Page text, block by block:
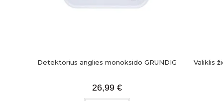
Detektorius anglies monoksido GRUNDIG
26,99 €
Valiklis